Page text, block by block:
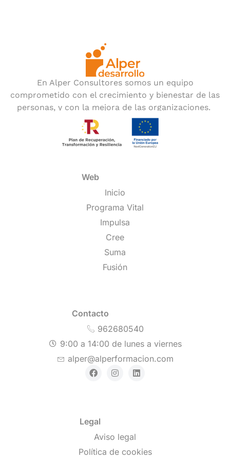
En Alper Consultores somos un equipo
comprometido con el crecimiento y bienestar de las
personas, y con la mejora de las organizaciones.
Web
Inicio
Programa Vital
Impulsa
Cree
Suma
Fusión
Contacto
962680540
9:00 a 14:00 de lunes a viernes
alper@alperformacion.com
Legal
Aviso legal
Política de cookies